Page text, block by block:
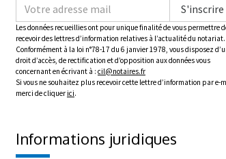
S'inscrire
Les données recueillies ont pour unique finalité de vous permettre
recevoir des lettres d’information relatives à l’actualité du notariat.
Conformément à la loi n°78-17 du 6 janvier 1978, vous disposez
droit d’accès, de rectification et d’opposition aux données vous
concernant en écrivant à : cil@notaires.fr
Si vous ne souhaitez plus recevoir cette lettre d’information par e-
merci de cliquer ici.
Informations juridiques